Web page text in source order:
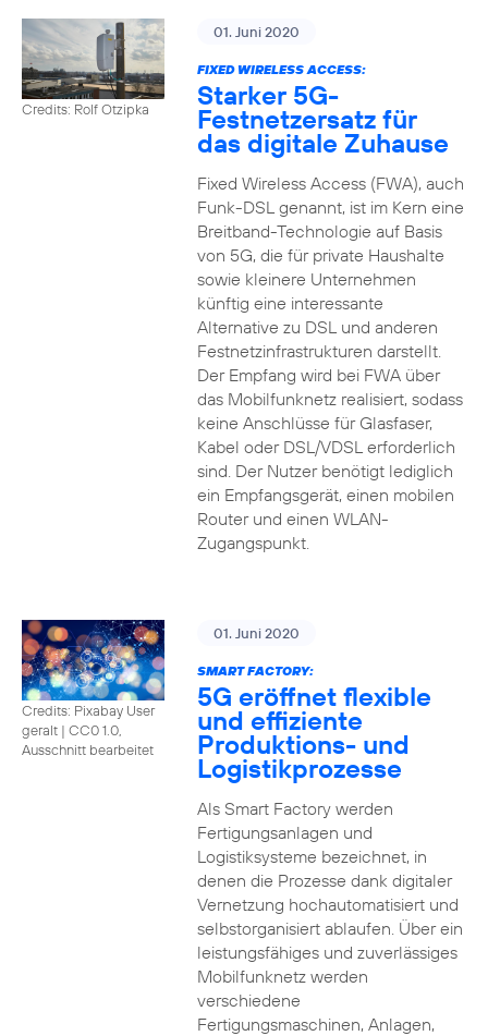
Credits: Rolf Otzipka
01. Juni 2020
FIXED WIRELESS ACCESS:
Starker 5G-
Festnetzersatz für
das digitale Zuhause
Fixed Wireless Access (FWA), auch
Funk-DSL genannt, ist im Kern eine
Breitband-Technologie auf Basis
von 5G, die für private Haushalte
sowie kleinere Unternehmen
künftig eine interessante
Alternative zu DSL und anderen
Festnetzinfrastrukturen darstellt.
Der Empfang wird bei FWA über
das Mobilfunknetz realisiert, sodass
keine Anschlüsse für Glasfaser,
Kabel oder DSL/VDSL erforderlich
sind. Der Nutzer benötigt lediglich
ein Empfangsgerät, einen mobilen
Router und einen WLAN-
Zugangspunkt.
Credits: Pixabay User
geralt | CC0 1.0,
Ausschnitt bearbeitet
01. Juni 2020
SMART FACTORY:
5G eröffnet flexible
und effiziente
Produktions- und
Logistikprozesse
Als Smart Factory werden
Fertigungsanlagen und
Logistiksysteme bezeichnet, in
denen die Prozesse dank digitaler
Vernetzung hochautomatisiert und
selbstorganisiert ablaufen. Über ein
leistungsfähiges und zuverlässiges
Mobilfunknetz werden
verschiedene
Fertigungsmaschinen, Anlagen,